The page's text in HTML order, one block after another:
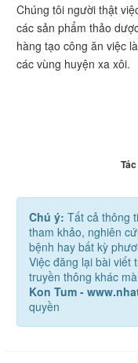
Chúng tôi người thật
các sản phẩm thảo
hàng tạo công ăn việc
các vùng huyện xa xôi.
Chú ý: Tất cả thông
tham khảo, nghiên
bệnh hay bất kỳ
Việc đăng lại bài viết
truyền thông khác
Kon Tum -
quyền